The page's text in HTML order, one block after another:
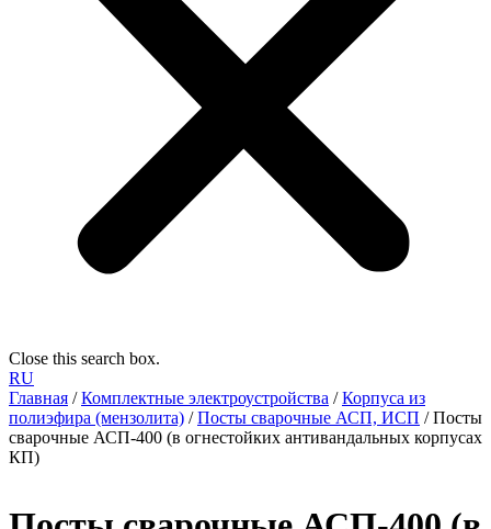
Close this search box.
RU
Главная /Комплектные электроустройства /Корпуса из
полиэфира (мензолита) /Посты сварочные АСП, ИСП / Посты
сварочные АСП-400 (в огнестойких антивандальных корпусах
КП)